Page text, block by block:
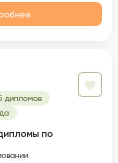
дипломов
по